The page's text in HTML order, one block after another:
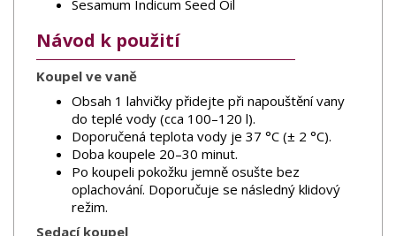
Sesamum Indicum Seed Oil
Návod k použití
Koupel ve vaně
Obsah 1 lahvičky přidejte při napouštění vany
do teplé vody (cca 100–120 l).
Doporučená teplota vody je 37 °C (± 2 °C).
Doba koupele 20–30 minut.
Po koupeli pokožku jemně osušte bez
oplachování. Doporučuje se následný klidový
režim.
Sedací koupel